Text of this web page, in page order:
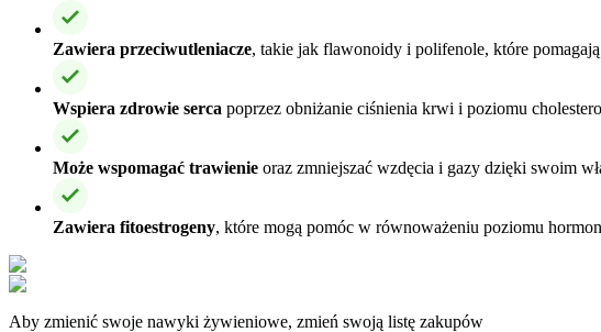
Zawiera przeciwutleniacze, takie jak flawonoidy i polifenole, które
Wspiera zdrowie serca poprzez obniżanie ciśnienia krwi i poziomu
Może wspomagać trawienie oraz zmniejszać wzdęcia i gazy dzięki swoim
Zawiera fitoestrogeny, które mogą pomóc w równoważeniu poziomu
Aby zmienić swoje nawyki żywieniowe, zmień swoją listę zakupów